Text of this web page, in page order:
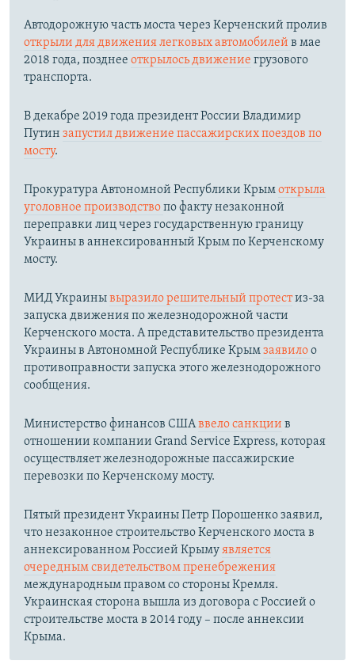
Автодорожную часть моста через Керченский пролив
открыли для движения легковых автомобилей в мае
2018 года, позднее открылось движение грузового
транспорта.
В декабре 2019 года президент России Владимир
Путин запустил движение пассажирских поездов по
мосту.
Прокуратура Автономной Республики Крымоткрыла
уголовное производствопо факту незаконной
переправки лиц через государственную границу
Украины в аннексированный Крым по Керченскому
мосту.​
МИД Украинывыразило решительный протестиз-за
запуска движения по железнодорожной части
Керченского моста. А представительство президента
Украины в Автономной Республике Крымзаявилоо
противоправности запуска этого железнодорожного
сообщения.
Министерство финансов СШАввело санкции в
отношении компании Grand Service Express, которая
осуществляет железнодорожные пассажирские
перевозки по Керченскому мосту.
Пятый президент Украины Петр Порошенко заявил,
что незаконное строительство Керченского моста в
аннексированном Россией Крымуявляется
очередным свидетельством пренебрежения
международным правом со стороны Кремля.
Украинская сторона вышла из договора с Россией о
строительстве моста в 2014 году – после аннексии
Крыма.